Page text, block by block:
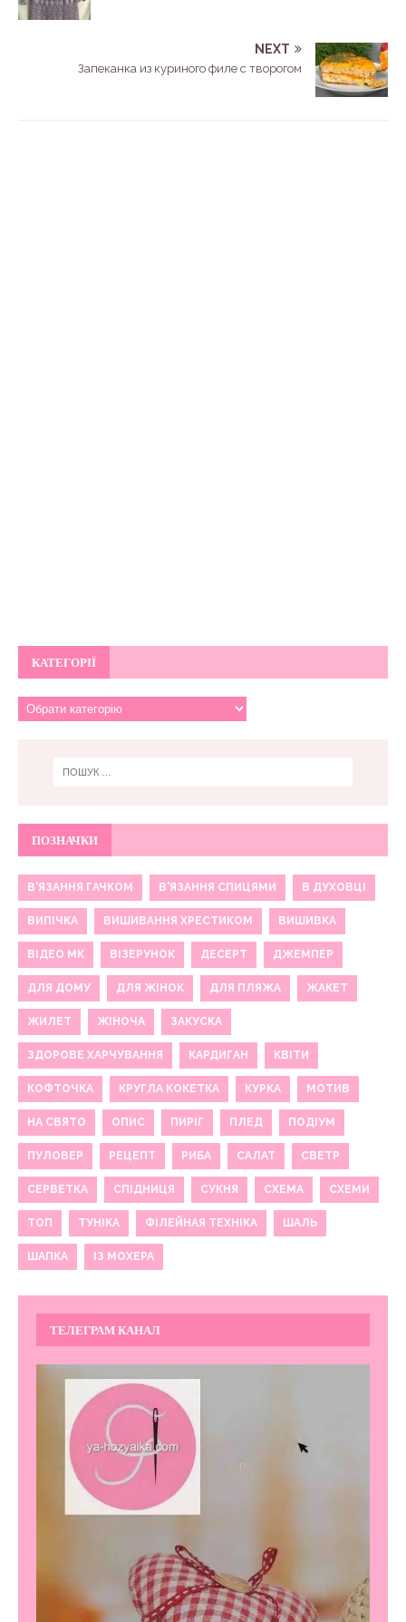
NEXT
Запеканка из куриного филе с творогом
КАТЕГОРІЇ
ПОЗНАЧКИ
В'ЯЗАННЯ ГАЧКОМ В'ЯЗАННЯ СПИЦЯМИ В ДУХОВЦІ
ВИПІЧКА ВИШИВАННЯ ХРЕСТИКОМ ВИШИВКА
ВІДЕО МК ВІЗЕРУНОК ДЕСЕРТ ДЖЕМПЕР
ДЛЯ ДОМУ ДЛЯ ЖІНОК ДЛЯ ПЛЯЖА ЖАКЕТ
ЖИЛЕТ ЖІНОЧА ЗАКУСКА
ЗДОРОВЕ ХАРЧУВАННЯ КАРДИГАН КВІТИ
КОФТОЧКА КРУГЛА КОКЕТКА КУРКА МОТИВ
НА СВЯТО ОПИС ПИРІГ ПЛЕД ПОДІУМ
ПУЛОВЕР РЕЦЕПТ РИБА САЛАТ СВЕТР
СЕРВЕТКА СПІДНИЦЯ СУКНЯ СХЕМА СХЕМИ
ТОП ТУНІКА ФІЛЕЙНАЯ ТЕХНІКА ШАЛЬ
ШАПКА ІЗ МОХЕРА
ТЕЛЕГРАМ КАНАЛ